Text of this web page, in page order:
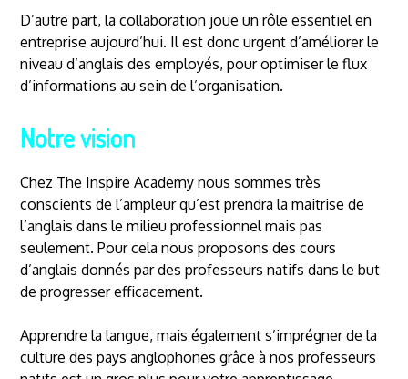
D’autre part, la collaboration joue un rôle essentiel en
entreprise aujourd’hui. Il est donc urgent d’améliorer le
niveau d’anglais des employés, pour optimiser le flux
d’informations au sein de l’organisation.
Notre vision
Chez The Inspire Academy nous sommes très
conscients de l’ampleur qu’est prendra la maitrise de
l’anglais dans le milieu professionnel mais pas
seulement. Pour cela nous proposons des cours
d’anglais donnés par des professeurs natifs dans le but
de progresser efficacement.
Apprendre la langue, mais également s’imprégner de la
culture des pays anglophones grâce à nos professeurs